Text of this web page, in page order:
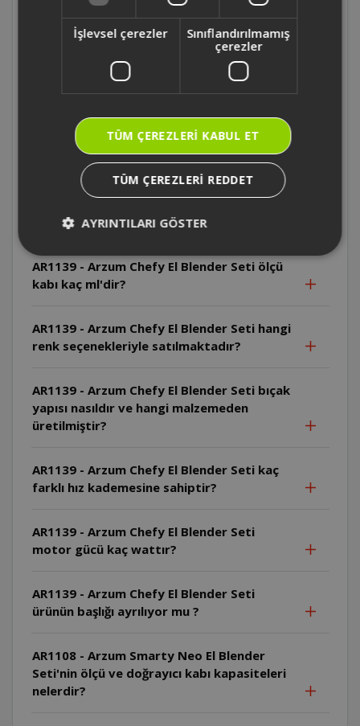
Seti kaç fonksiyona sahip ?
AR1167 - Arzum Starblend Multi Blender
Setinin motoru kaç watt ?
AR1139 - Arzum Chefy El Blender Seti ticari
mutfaklarda kullanıma uygun mudur?
AR1139 - Arzum Chefy El Blender Seti'nin
kadardır?
AR1139 - Arzum Chefy El Blender Seti ölçü
kabı kaç ml'dir?
AR1139 - Arzum Chefy El Blender Seti hangi
renk seçenekleriyle satılmaktadır?
AR1139 - Arzum Chefy El Blender Seti bıçak
yapısı nasıldır ve hangi malzemeden
üretilmiştir?
AR1139 - Arzum Chefy El Blender Seti kaç
farklı hız kademesine sahiptir?
AR1139 - Arzum Chefy El Blender Seti
motor gücü kaç wattır?
AR1139 - Arzum Chefy El Blender Seti
ürünün başlığı ayrılıyor mu ?
AR1108 - Arzum Smarty Neo El Blender
Seti'nin ölçü ve doğrayıcı kabı kapasiteleri
nelerdir?
İşlevsel çerezler
Sınıflandırılmamış
çerezler
TÜM ÇEREZLERI KABUL ET
TÜM ÇEREZLERI REDDET
AYRINTILARI GÖSTER